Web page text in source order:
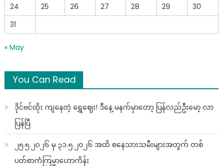
24
25 26 27 28 29
30
31
« May
You Can Read
ဒိုင်ဗင်ထိုး ကျနေတဲ့ ရွှေဈေး! ဒီနေ့ မနက်မှာတော့ ပြန်လည်ဦးမော့ လာ
ပြန်ပြီ
၂၅.၅.၂၀၂၆ မှ ၃၁.၅.၂၀၂၆ အထိ စနေသားသမီးများအတွက် တစ်
ပတ်စာကံကြမ္မာဟောကိန်း